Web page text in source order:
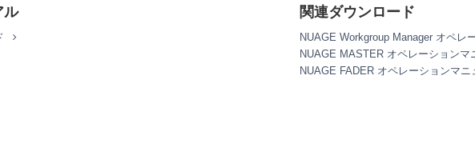
により明示的に許可されている場合を除く)。
または一部を複製、修正、改変、賃貸、リース、転売、頒布または本ソフトウェアの
ットワークを通して別のコンピュータに伝送すること。
して、違法なデータや公序良俗に反するデータを配信すること。
利用すること。
ル 関連ダウンロード
NUAGE Workgroup Manager オペレ
NUAGE MASTER オペレーション
NUAGE FADER オペレーションマ